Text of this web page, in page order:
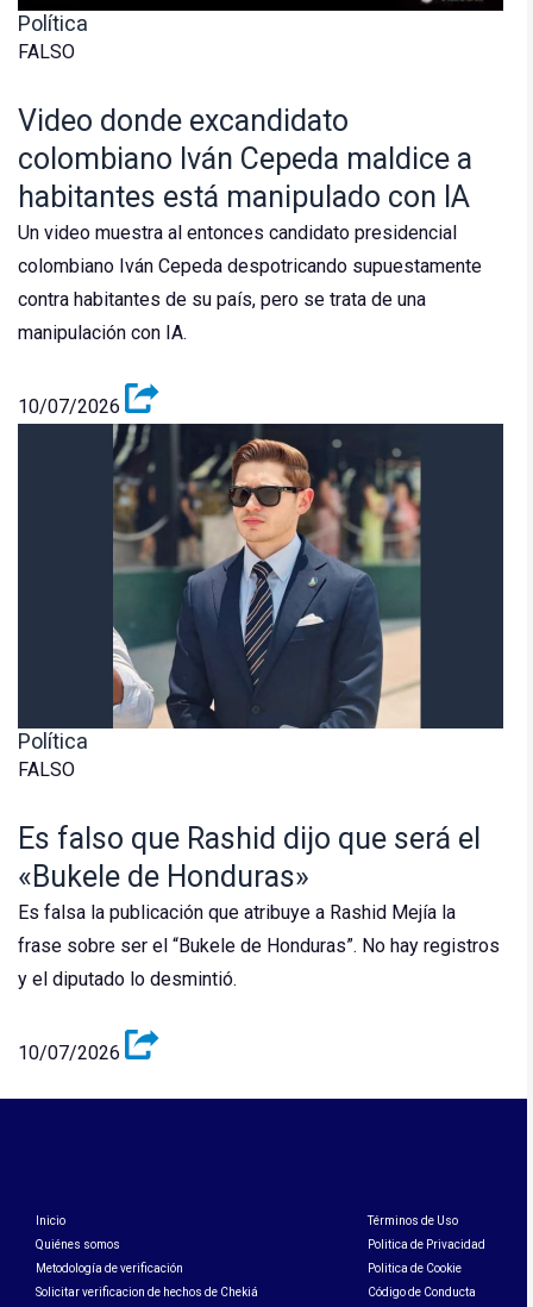
Política
FALSO
Video donde excandidato
colombiano Iván Cepeda maldice a
habitantes está manipulado con IA
Un video muestra al entonces candidato presidencial
colombiano Iván Cepeda despotricando supuestamente
contra habitantes de su país, pero se trata de una
manipulación con IA.
10/07/2026
Política
FALSO
Es falso que Rashid dijo que será el
«Bukele de Honduras»
Es falsa la publicación que atribuye a Rashid Mejía la
frase sobre ser el “Bukele de Honduras”. No hay registros
y el diputado lo desmintió.
10/07/2026
Inicio
Quiénes somos
Metodología de verificación
Solicitar verificacion de hechos de Chekiá
Términos de Uso
Politica de Privacidad
Politica de Cookie
Código de Conducta